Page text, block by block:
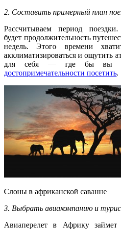
2. Составить примерный план
Рассчитываем период
будет продолжительность
недель. Этого времени
акклиматизироваться и ощутить
для себя — где бы вы
достопримечательности посетить.
Слоны в африканской саванне
3. Выбрать авиакомпанию и
Авиаперелет в Африку